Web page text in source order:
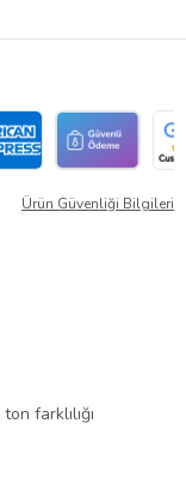
Ürün Güvenliği Bilgileri
farklılığı